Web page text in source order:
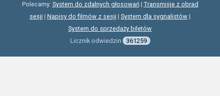
Polecamy: System do zdalnych głosowań| Transmisje z obrad
sesji | Napisy do filmów z sesji | System dla sygnalistów |
System do sprzedaży biletów
Licznik odwiedzin
361259